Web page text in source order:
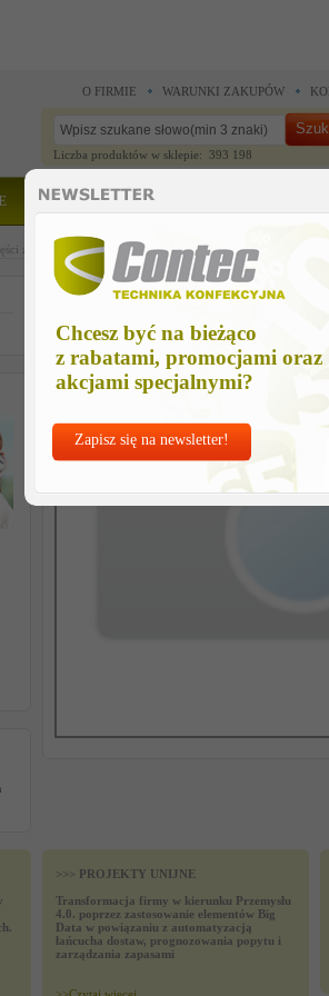
Chcesz być na bieżąco
z rabatami, promocjami oraz
akcjami specjalnymi?
Zapisz się na newsletter!
O FIRMIE WARUNKI ZAKUPÓW
Liczba produktów w sklepie: 393 198
CZĘŚCI ZAMIENNE
zamienne >Części zamienne > elektrody max-min 122
elektrody max-min 122 mm
>>> PROJEKTY UNIJNE
Transformacja firmy w kierunku Przemysłu
4.0. poprzez zastosowanie elementów Big
Data w powiązaniu z automatyzacją
łańcucha dostaw, prognozowania popytu i
zarządzania zapasami